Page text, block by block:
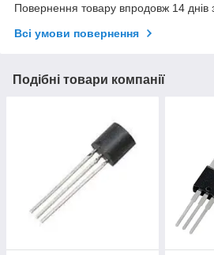
Повернення товару впродовж 14 днів
Всі умови повернення
Подібні товари компанії